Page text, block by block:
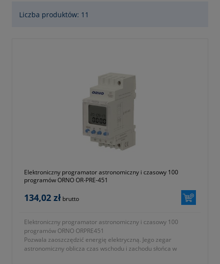
Liczba produktów: 11
Elektroniczny programator astronomiczny i czasowy 100
programów ORNO OR-PRE-451
134,02 zł brutto
Elektroniczny programator astronomiczny i czasowy 100
programów ORNO ORPRE451
Pozwala zaoszczędzić energię elektryczną. Jego zegar
astronomiczny oblicza czas wschodu i zachodu słońca w